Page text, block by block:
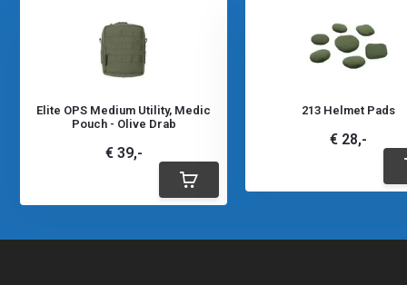
Elite OPS Medium Utility, Medic
Pouch - Olive Drab
€ 39,-
213 Helmet Pads
€ 28,-